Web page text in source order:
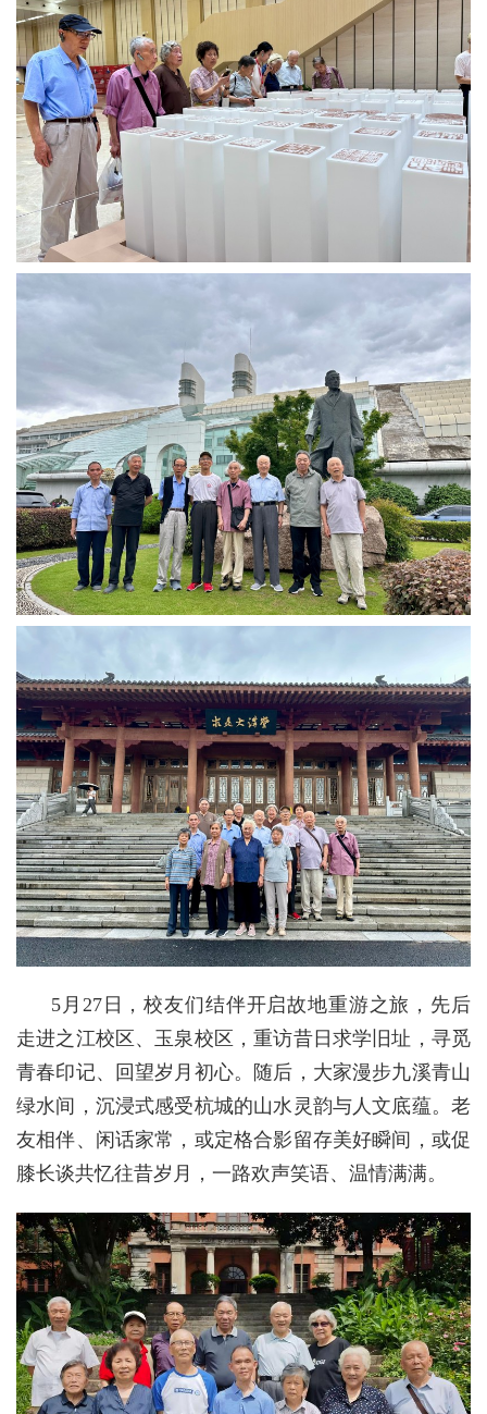
5月27日，校友们结伴开启故地重游之旅，先后
走进之江校区、玉泉校区，重访昔日求学旧址，寻觅
青春印记、回望岁月初心。随后，大家漫步九溪青山
绿水间，沉浸式感受杭城的山水灵韵与人文底蕴。老
友相伴、闲话家常，或定格合影留存美好瞬间，或促
膝长谈共忆往昔岁月，一路欢声笑语、温情满满。